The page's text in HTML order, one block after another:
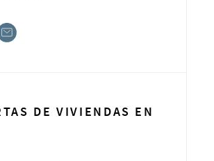
DE VIVIENDAS EN